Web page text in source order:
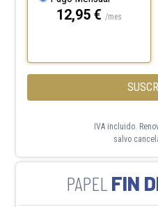
12,95 € /mes
IVA incluido.
salvo
FIN